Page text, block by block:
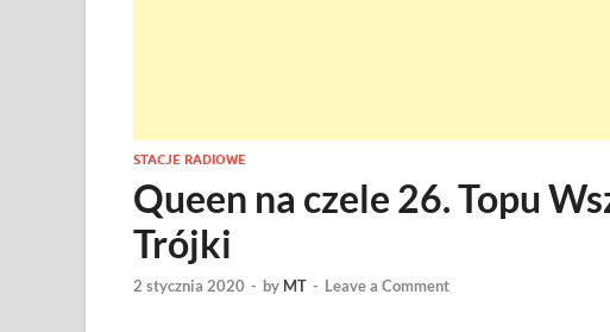
STACJE RADIOWE
Queen na czele 26. Topu
Trójki
2 stycznia 2020 - by MT - Leave a Comment